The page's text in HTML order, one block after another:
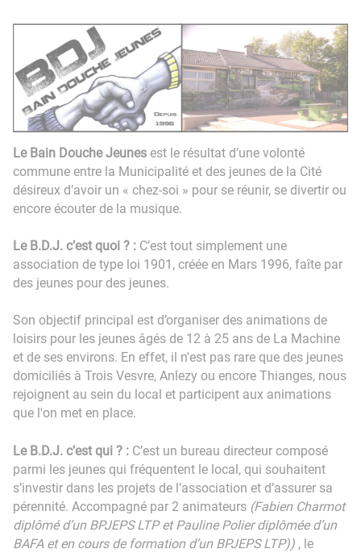
Le Bain Douche Jeunes est le résultat d’une volonté
commune entre la Municipalité et des jeunes de la Cité
désireux d’avoir un « chez-soi » pour se réunir, se divertir ou
encore écouter de la musique.
Le B.D.J. c’est quoi ? : C’est tout simplement une
association de type loi 1901, créée en Mars 1996, faîte par
des jeunes pour des jeunes.
Son objectif principal est d’organiser des animations de
loisirs pour les jeunes âgés de 12 à 25 ans de La Machine
et de ses environs. En effet, il n'est pas rare que des jeunes
domiciliés à Trois Vesvre, Anlezy ou encore Thianges, nous
rejoignent au sein du local et participent aux animations
que l'on met en place.
Le B.D.J. c’est qui ? : C’est un bureau directeur composé
parmi les jeunes qui fréquentent le local, qui souhaitent
s’investir dans les projets de l’association et d’assurer sa
pérennité. Accompagné par 2 animateurs (Fabien Charmot
diplômé d’un BPJEPS LTP et Pauline Polier diplômée d’un
BAFA et en cours de formation d’un BPJEPS LTP)) , le